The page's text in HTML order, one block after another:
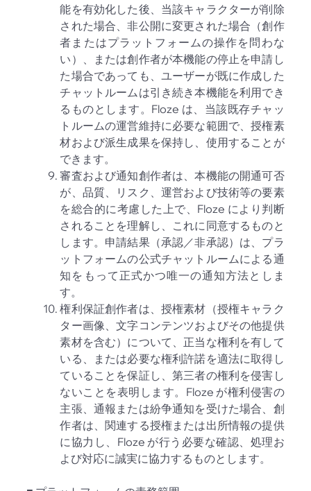
能を有効化した後、当該キャラクターが削除
された場合、非公開に変更された場合（創作
者またはプラットフォームの操作を問わな
い）、または創作者が本機能の停止を申請し
た場合であっても、ユーザーが既に作成した
チャットルームは引き続き本機能を利用でき
るものとします。Floze は、当該既存チャッ
トルームの運営維持に必要な範囲で、授権素
材および派生成果を保持し、使用することが
できます。
審査および通知創作者は、本機能の開通可否
が、品質、リスク、運営および技術等の要素
を総合的に考慮した上で、Floze により判断
されることを理解し、これに同意するものと
します。申請結果（承認／非承認）は、プラ
ットフォームの公式チャットルームによる通
知をもって正式かつ唯一の通知方法としま
す。
権利保証創作者は、授権素材（授権キャラク
ター画像、文字コンテンツおよびその他提供
素材を含む）について、正当な権利を有して
いる、または必要な権利許諾を適法に取得し
ていることを保証し、第三者の権利を侵害し
ないことを表明します。Floze が権利侵害の
主張、通報または紛争通知を受けた場合、創
作者は、関連する授権または出所情報の提供
に協力し、Floze が行う必要な確認、処理お
よび対応に誠実に協力するものとします。